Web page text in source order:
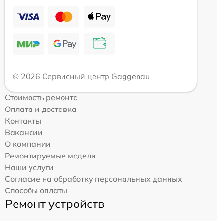
© 2026 Сервисный центр Gaggenau
Стоимость ремонта
Оплата и доставка
Контакты
Вакансии
О компании
Ремонтируемые модели
Наши услуги
Согласие на обработку персональных данных
Способы оплаты
Ремонт устройств